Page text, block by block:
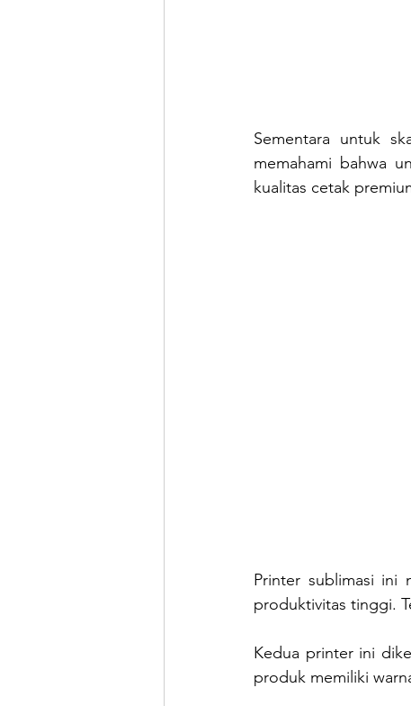
Sementara untuk
memahami bahwa
kualitas cetak
Printer sublimasi ini
produktivitas tinggi.
Kedua printer ini
produk memiliki